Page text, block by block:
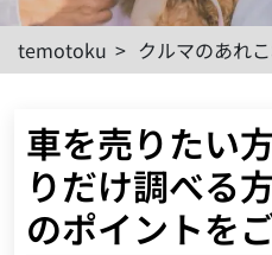
temotoku > クルマのあれ
車を売りたい
りだけ調べる
のポイントを